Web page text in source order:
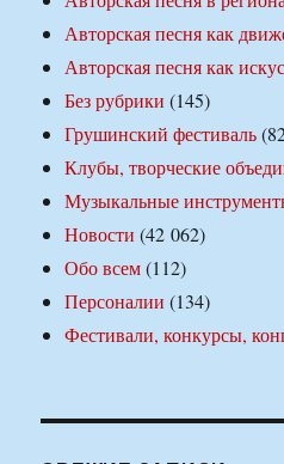
Авторская песня как
Авторская песня как
Без рубрики (145)
Грушинский фестиваль
Клубы, творческие
Музыкальные
Новости (42 062)
Обо всем(112)
Персоналии (134)
Фестивали, конкурсы,